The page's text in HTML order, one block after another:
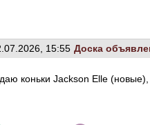
15:55 Доска
коньки Jackson Elle